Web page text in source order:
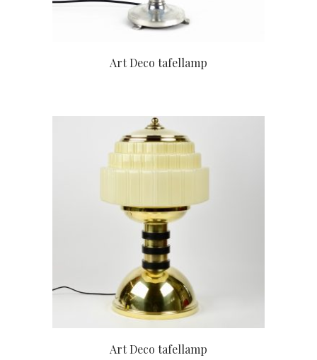
Art Deco tafellamp
Art Deco tafellamp